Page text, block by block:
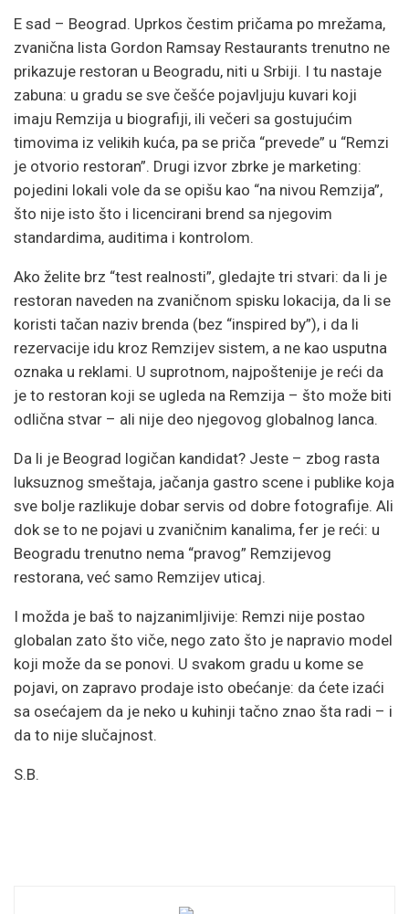
E sad – Beograd. Uprkos čestim pričama po mrežama,
zvanična lista Gordon Ramsay Restaurants trenutno ne
prikazuje restoran u Beogradu, niti u Srbiji. I tu nastaje
zabuna: u gradu se sve češće pojavljuju kuvari koji
imaju Remzija u biografiji, ili večeri sa gostujućim
timovima iz velikih kuća, pa se priča “prevede” u “Remzi
je otvorio restoran”. Drugi izvor zbrke je marketing:
pojedini lokali vole da se opišu kao “na nivou Remzija”,
što nije isto što i licencirani brend sa njegovim
standardima, auditima i kontrolom.
Ako želite brz “test realnosti”, gledajte tri stvari: da li je
restoran naveden na zvaničnom spisku lokacija, da li se
koristi tačan naziv brenda (bez “inspired by”), i da li
rezervacije idu kroz Remzijev sistem, a ne kao usputna
oznaka u reklami. U suprotnom, najpoštenije je reći da
je to restoran koji se ugleda na Remzija – što može biti
odlična stvar – ali nije deo njegovog globalnog lanca.
Da li je Beograd logičan kandidat? Jeste – zbog rasta
luksuznog smeštaja, jačanja gastro scene i publike koja
sve bolje razlikuje dobar servis od dobre fotografije. Ali
dok se to ne pojavi u zvaničnim kanalima, fer je reći: u
Beogradu trenutno nema “pravog” Remzijevog
restorana, već samo Remzijev uticaj.
I možda je baš to najzanimljivije: Remzi nije postao
globalan zato što viče, nego zato što je napravio model
koji može da se ponovi. U svakom gradu u kome se
pojavi, on zapravo prodaje isto obećanje: da ćete izaći
sa osećajem da je neko u kuhinji tačno znao šta radi – i
da to nije slučajnost.
S.B.